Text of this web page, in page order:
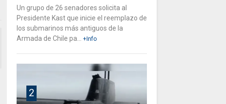
Un grupo de 26 senadores solicita al
Presidente Kast que inicie el reemplazo de
los submarinos más antiguos de la
Armada de Chile pa...
+Info
2